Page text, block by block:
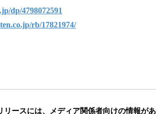
dp/4798072591
rb/17821974/
ースには、 メディア関係者向けの情報が